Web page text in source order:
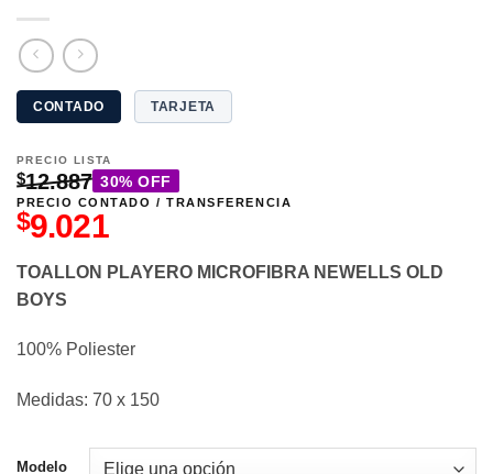
CONTADO TARJETA
PRECIO LISTA
$12.887 30% OFF
PRECIO CONTADO / TRANSFERENCIA
$9.021
TOALLON PLAYERO MICROFIBRA NEWELLS OLD
BOYS
100% Poliester
Medidas: 70 x 150
Modelo